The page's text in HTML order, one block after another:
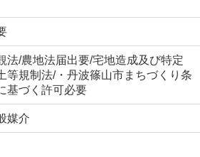
法/農地法届出要/宅地造成及び特定
等規制法/・丹波篠山市まちづくり条
基づく許可必要
媒介